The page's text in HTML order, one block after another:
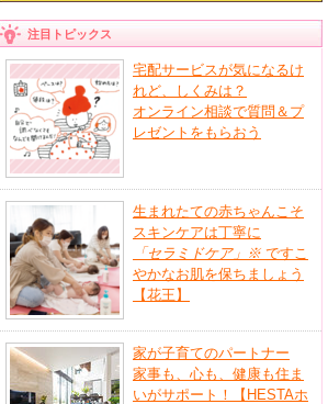
注目トピックス
宅配サービスが気になるけ
れど、しくみは？
オンライン相談で質問＆プ
レゼントをもらおう
生まれたての赤ちゃんこそ
スキンケアは丁寧に
「セラミドケア」 ※ ですこ
やかなお肌を保ちましょう
【花王】
家が子育てのパートナー
家事も、心も、健康も住ま
いがサポート！【HESTAホ